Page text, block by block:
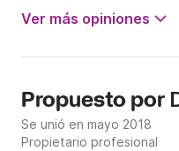
Ver más opiniones
Propuesto por
Se unió en mayo 2018
Propietario profesional